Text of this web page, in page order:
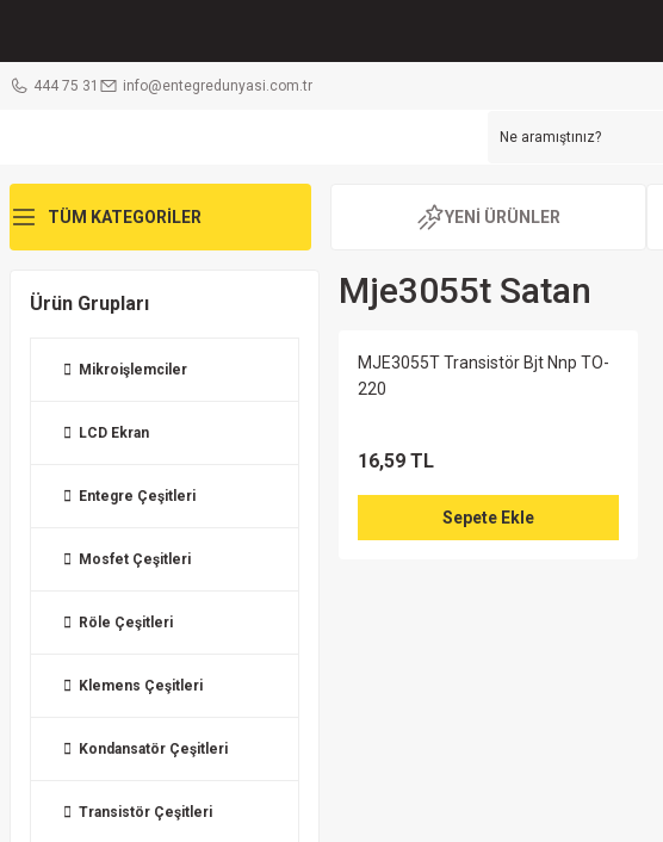
444 75 31 info@entegredunyasi.com.tr
TÜM KATEGORİLER YENİ ÜRÜNLER
Ürün Grupları
Mikroişlemciler
LCD Ekran
Entegre Çeşitleri
Mosfet Çeşitleri
Röle Çeşitleri
Klemens Çeşitleri
Kondansatör Çeşitleri
Transistör Çeşitleri
Mje3055t Satan
MJE3055T Transistör Bjt Nnp TO-
220
16,59 TL
Sepete Ekle